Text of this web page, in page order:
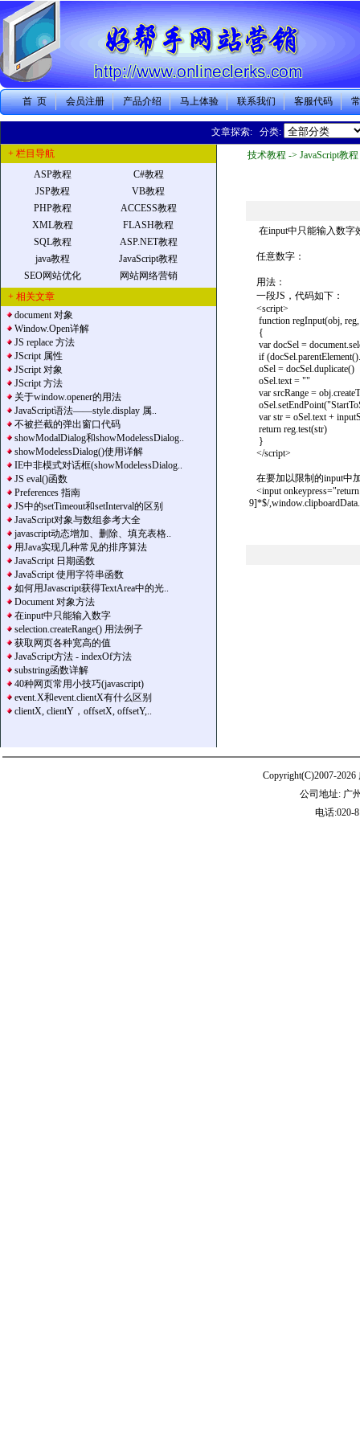
首 页 会员注册 产品介绍 马上体验 联系我们 客服代码
文章探索: 分类:
+ 栏目导航
ASP教程
C#教程
JSP教程
VB教程
PHP教程
ACCESS教程
XML教程
FLASH教程
SQL教程
ASP.NET教程
java教程
JavaScript教程
SEO网站优化
网站网络营销
+ 相关文章
document 对象
Window.Open详解
JS replace 方法
JScript 属性
JScript 对象
JScript 方法
关于window.opener的用法
JavaScript语法——style.display 属..
不被拦截的弹出窗口代码
showModalDialog和showModelessDialog..
showModelessDialog()使用详解
IE中非模式对话框(showModelessDialog..
JS eval()函数
Preferences 指南
JS中的setTimeout和setInterval的区别
JavaScript对象与数组参考大全
javascript动态增加、删除、填充表格..
用Java实现几种常见的排序算法
JavaScript 日期函数
JavaScript 使用字符串函数
如何用Javascript获得TextArea中的光..
Document 对象方法
在input中只能输入数字
selection.createRange() 用法例子
获取网页各种宽高的值
JavaScript方法 - indexOf方法
substring函数详解
40种网页常用小技巧(javascript)
event.X和event.clientX有什么区别
clientX, clientY，offsetX, offsetY,..
技术教程 -> JavaScript教
在input中只能输入数字
任意数字：
用法：
一段JS，代码如下：
<script>
function regInput(obj,
{
var docSel =
if
oSel = docSel.duplicate()
oSel.text = ""
var srcRange =
var str = oSel.text +
return reg.test(str)
}
</script>
在要加以限制的input中
<input
9]*$/
Copyright(C)2007-
公司地址: 广
电话:020-